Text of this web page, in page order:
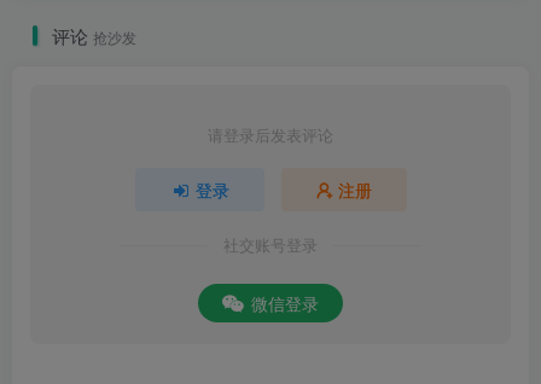
评论 抢沙发
请登录后发表评论
登录 注册
社交账号登录
微信登录